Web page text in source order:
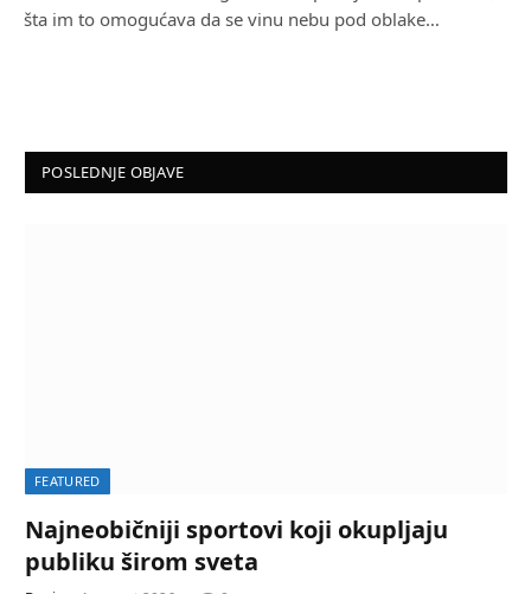
šta im to omogućava da se vinu nebu pod oblake…
POSLEDNJE OBJAVE
FEATURED
Najneobičniji sportovi koji okupljaju
publiku širom sveta